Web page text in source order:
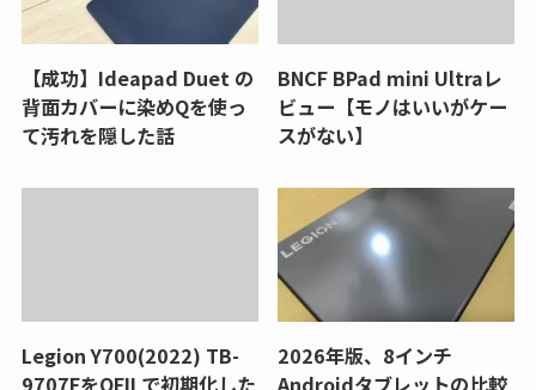
【成功】Ideapad Duet の
背面カバーに染めQを使っ
て汚れを隠した話
BNCF BPad mini Ultraレ
ビュー【モノはいいがケー
スがない】
Legion Y700(2022) TB-
9707FをQFILで初期化した
2026年版、8インチ
Androidタブレットの比較